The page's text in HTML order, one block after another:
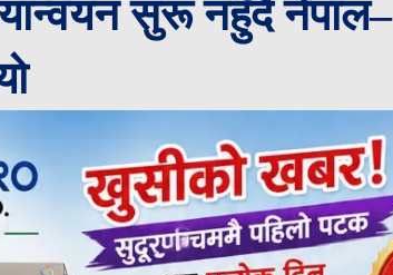
सुरू नहुँदै नेपाल–